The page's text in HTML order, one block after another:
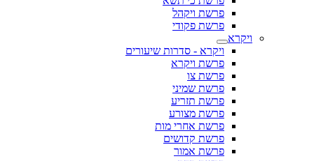
פרשת ויקהל
פרשת פקודי
ויקרא
ויקרא - סדרות שיעורים
פרשת ויקרא
פרשת צו
פרשת שמיני
פרשת תזריע
פרשת מצורע
פרשת אחרי מות
פרשת קדושים
פרשת אמור